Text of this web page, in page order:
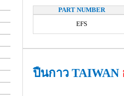
PART NUMBER
EFS
ปืนกาว TAIWAN